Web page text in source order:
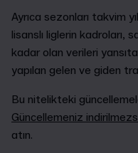
Ayrıca sezonları takvim
lisanslı liglerin kadroları,
kadar olan verileri
yapılan gelen ve giden
Bu nitelikteki
Güncellemeniz
atın.